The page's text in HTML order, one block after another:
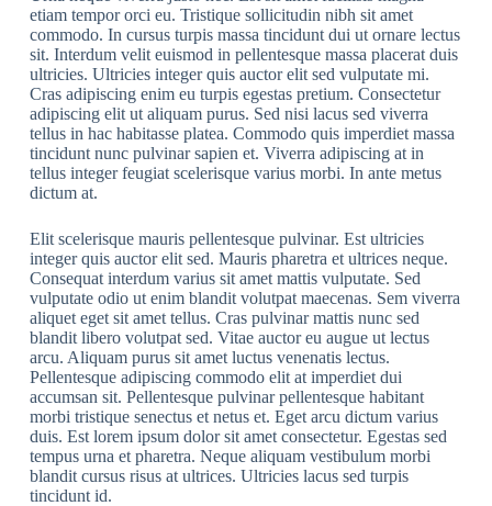
etiam tempor orci eu. Tristique sollicitudin nibh sit amet
commodo. In cursus turpis massa tincidunt dui ut ornare lectus
sit. Interdum velit euismod in pellentesque massa placerat duis
ultricies. Ultricies integer quis auctor elit sed vulputate mi.
Cras adipiscing enim eu turpis egestas pretium. Consectetur
adipiscing elit ut aliquam purus. Sed nisi lacus sed viverra
tellus in hac habitasse platea. Commodo quis imperdiet massa
tincidunt nunc pulvinar sapien et. Viverra adipiscing at in
tellus integer feugiat scelerisque varius morbi. In ante metus
dictum at.
Elit scelerisque mauris pellentesque pulvinar. Est ultricies
integer quis auctor elit sed. Mauris pharetra et ultrices neque.
Consequat interdum varius sit amet mattis vulputate. Sed
vulputate odio ut enim blandit volutpat maecenas. Sem viverra
aliquet eget sit amet tellus. Cras pulvinar mattis nunc sed
blandit libero volutpat sed. Vitae auctor eu augue ut lectus
arcu. Aliquam purus sit amet luctus venenatis lectus.
Pellentesque adipiscing commodo elit at imperdiet dui
accumsan sit. Pellentesque pulvinar pellentesque habitant
morbi tristique senectus et netus et. Eget arcu dictum varius
duis. Est lorem ipsum dolor sit amet consectetur. Egestas sed
tempus urna et pharetra. Neque aliquam vestibulum morbi
blandit cursus risus at ultrices. Ultricies lacus sed turpis
tincidunt id.